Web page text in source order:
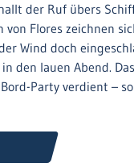
der Ruf übers
von Flores zeichnen
Wind doch
den lauen Abend. Das
Party verdient –